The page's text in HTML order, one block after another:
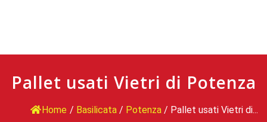
Pallet usati Vietri di Potenza
Home / Basilicata / Potenza / Pallet usati Vietri di...